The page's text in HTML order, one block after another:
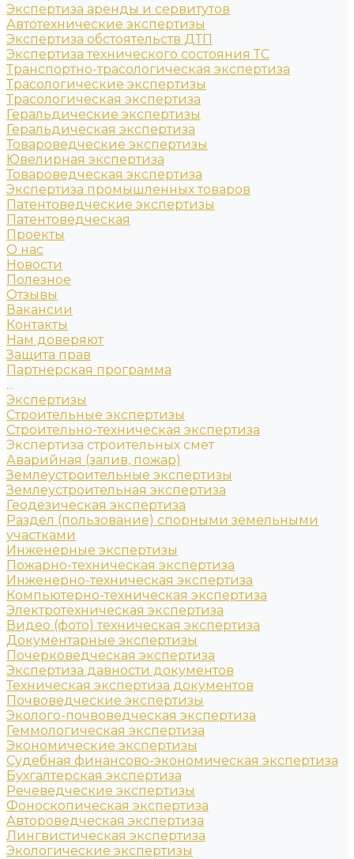
Экспертиза аренды и сервитутов
Автотехнические экспертизы
Экспертиза обстоятельств ДТП
Экспертиза технического состояния ТС
Транспортно-трасологическая экспертиза
Трасологические экспертизы
Трасологическая экспертиза
Геральдические экспертизы
Геральдическая экспертиза
Товароведческие экспертизы
Ювелирная экспертиза
Товароведческая экспертиза
Экспертиза промышленных товаров
Патентоведческие экспертизы
Патентоведческая
Проекты
О нас
Новости
Полезное
Отзывы
Вакансии
Контакты
Нам доверяют
Защита прав
Партнерская программа
...
Экспертизы
Строительные экспертизы
Строительно-техническая экспертиза
Экспертиза строительных смет
Аварийная (залив, пожар)
Землеустроительные экспертизы
Землеустроительная экспертиза
Геодезическая экспертиза
Раздел (пользование) спорными земельными
участками
Инженерные экспертизы
Пожарно-техническая экспертиза
Инженерно-техническая экспертиза
Компьютерно-техническая экспертиза
Электротехническая экспертиза
Видео (фото) техническая экспертиза
Документарные экспертизы
Почерковедческая экспертиза
Экспертиза давности документов
Техническая экспертиза документов
Почвоведческие экспертизы
Эколого-почвоведческая экспертиза
Геммологическая экспертиза
Экономические экспертизы
Судебная финансово-экономическая экспертиза
Бухгалтерская экспертиза
Речеведческие экспертизы
Фоноскопическая экспертиза
Автороведческая экспертиза
Лингвистическая экспертиза
Экологические экспертизы